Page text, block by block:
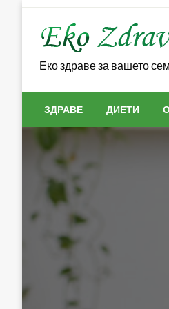
Еко здраве за вашето
ЗДРАВЕ ДИЕТИ